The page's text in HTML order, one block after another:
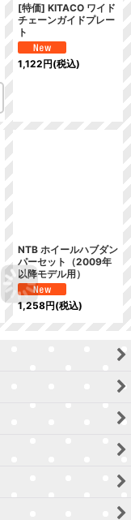
[特価] KITACO ワイド
チェーンガイドプレー
ト
1,122円(税込)
NTB ホイールハブダン
パーセット（2009年
以降モデル用）
1,258円(税込)